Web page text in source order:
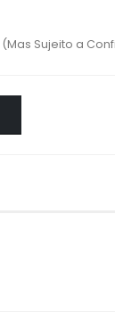
(Mas Sujeito a